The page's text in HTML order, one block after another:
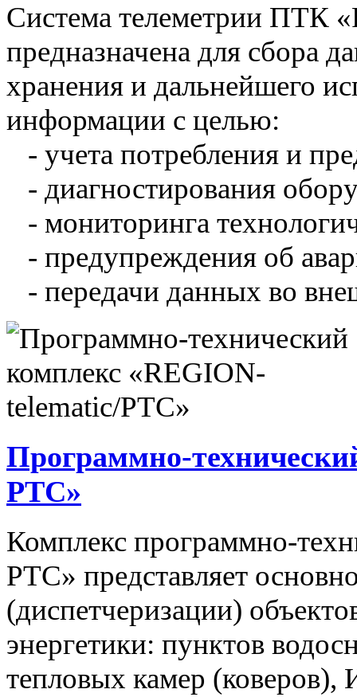
Система телеметрии ПТК
предназначена для сбора
хранения и дальнейшего
информации с целью:
- учета потребления и
- диагностирования
- мониторинга
- предупреждения об
- передачи данных во
Программно-
РТС»
Комплекс программно-
РТС» представляет
(диспетчеризации)
энергетики: пунктов
тепловых камер